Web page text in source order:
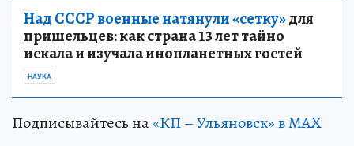
Над СССР военные натянули «сетку»для
пришельцев: как страна 13 лет тайно
искала и изучала инопланетных гостей
НАУКА
Подписывайтесь на«КП – Ульяновск» в MAX